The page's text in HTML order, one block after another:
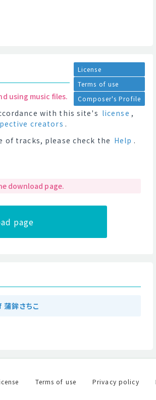
License
Terms of use
Composer's Profile
using music files.
with this site's license ,
creators .
of tracks, please check the Help .
download page.
page
鉾さちこ
Terms of use Privacy policy